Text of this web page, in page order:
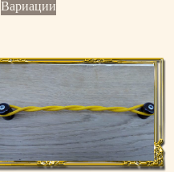
Вариации
несколько
можно
выбрать
на
странице